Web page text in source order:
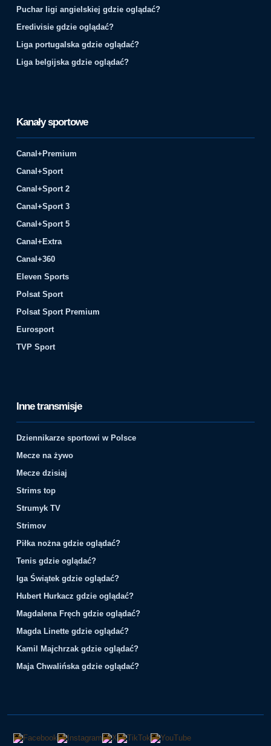
Puchar ligi angielskiej gdzie oglądać?
Eredivisie gdzie oglądać?
Liga portugalska gdzie oglądać?
Liga belgijska gdzie oglądać?
Kanały sportowe
Canal+Premium
Canal+Sport
Canal+Sport 2
Canal+Sport 3
Canal+Sport 5
Canal+Extra
Canal+360
Eleven Sports
Polsat Sport
Polsat Sport Premium
Eurosport
TVP Sport
Inne transmisje
Dziennikarze sportowi w Polsce
Mecze na żywo
Mecze dzisiaj
Strims top
Strumyk TV
Strimov
Piłka nożna gdzie oglądać?
Tenis gdzie oglądać?
Iga Świątek gdzie oglądać?
Hubert Hurkacz gdzie oglądać?
Magdalena Fręch gdzie oglądać?
Magda Linette gdzie oglądać?
Kamil Majchrzak gdzie oglądać?
Maja Chwalińska gdzie oglądać?